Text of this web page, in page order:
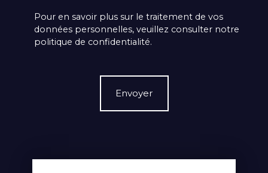
Pour en savoir plus sur le traitement de vos
données personnelles, veuillez consulter notre
politique de confidentialité.
Envoyer